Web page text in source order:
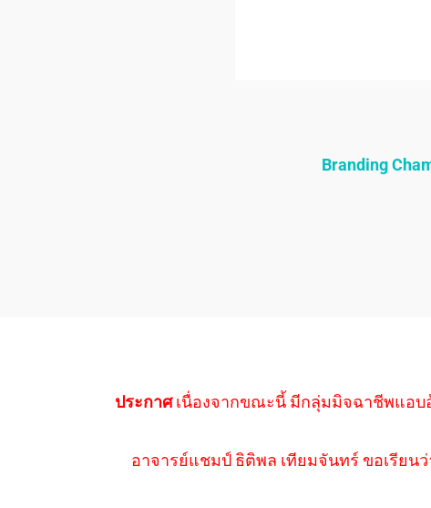
Branding
ประกาศเนื่องจากขณะนี้ มีกลุ่มมิจฉาชีพแอบ
อาจารย์แชมป์ ธิติพล เทียมจันทร์ ขอเรียน